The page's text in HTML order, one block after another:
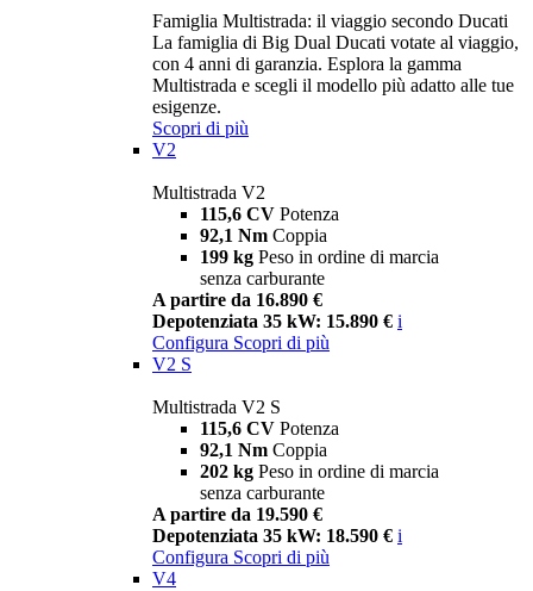
Famiglia Multistrada: il viaggio secondo Ducati
La famiglia di Big Dual Ducati votate al viaggio,
con 4 anni di garanzia. Esplora la gamma
Multistrada e scegli il modello più adatto alle tue
esigenze.
Scopri di più
V2
Multistrada V2
115,6 CV Potenza
92,1 Nm Coppia
199 kg Peso in ordine di marcia
senza carburante
A partire da 16.890 €
Depotenziata 35 kW: 15.890 € i
Configura Scopri di più
V2 S
Multistrada V2 S
115,6 CV Potenza
92,1 Nm Coppia
202 kg Peso in ordine di marcia
senza carburante
A partire da 19.590 €
Depotenziata 35 kW: 18.590 € i
Configura Scopri di più
V4